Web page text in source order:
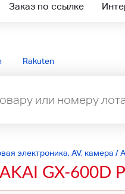
Заказ по ссылке
Rakuten
электроника, AV, камера /
GX-600D